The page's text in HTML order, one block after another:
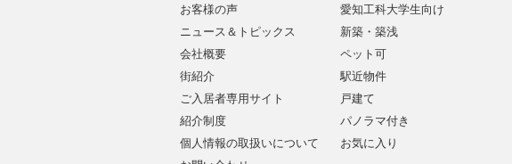
お客様の声
ニュース＆トピックス
会社概要
街紹介
ご入居者専用サイト
紹介制度
個人情報の取扱いについて
愛知工科大学生向け
新築・築浅
ペット可
駅近物件
戸建て
パノラマ付き
お気に入り